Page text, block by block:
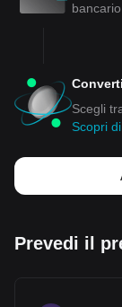
Scegli
Scopri
Prevedi il